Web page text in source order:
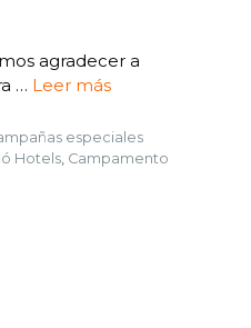
agradecer a
… Leer más
especiales
Hotels, Campamento